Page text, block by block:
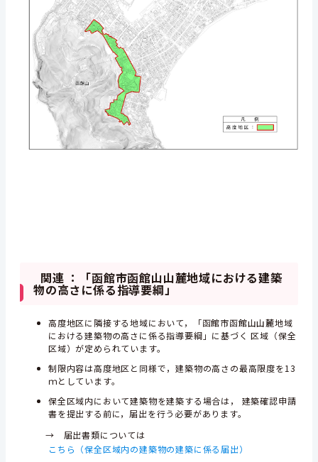
関連 ：「函館市函館山山麓地域における建築
物の高さに係る指導要綱」
高度地区に隣接する地域において，「函館市函館山山麓地域
における建築物の高さに係る指導要綱」に基づく 区域（保全
区域）が定められています。
制限内容は高度地区と同様で，建築物の高さの最高限度を13
ｍとしています。
保全区域内において建築物を建築する場合は， 建築確認申請
書を提出する前に，届出を行う必要があります。
→ 届出書類については
こちら（保全区域内の建築物の建築に係る届出）